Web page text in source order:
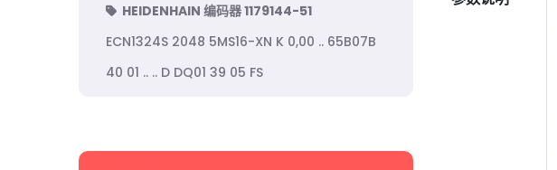
HEIDENHAIN 编码器 1179144-51
ECN1324S 2048 5MS16-XN K 0,00 .. 65B07B
40 01 .. .. D DQ01 39 05 FS